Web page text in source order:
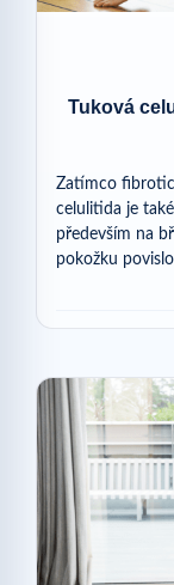
Tuková
Zatímco
celulitida je
především na
pokožku